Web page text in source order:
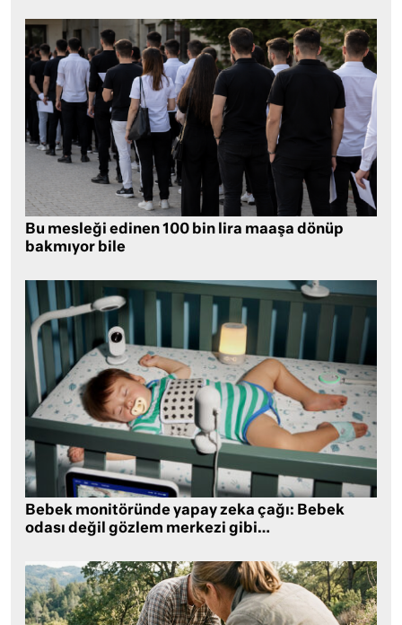
Bu mesleği edinen 100 bin lira maaşa dönüp
bakmıyor bile
Bebek monitöründe yapay zeka çağı: Bebek
odası değil gözlem merkezi gibi…